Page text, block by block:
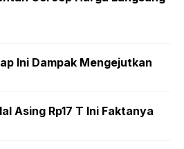
Ini Dampak Mengejutkan
Asing Rp17 T Ini Faktanya